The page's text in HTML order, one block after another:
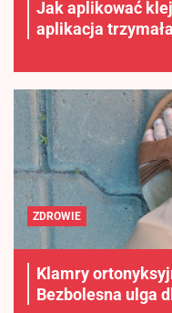
Jak aplikować
aplikacja
ZDROWIE
Klamry
Bezbolesna ulga